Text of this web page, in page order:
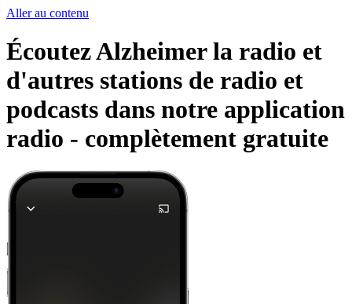
Aller au contenu
Écoutez Alzheimer la radio et
d'autres stations de radio et
podcasts dans notre application
radio - complètement gratuite